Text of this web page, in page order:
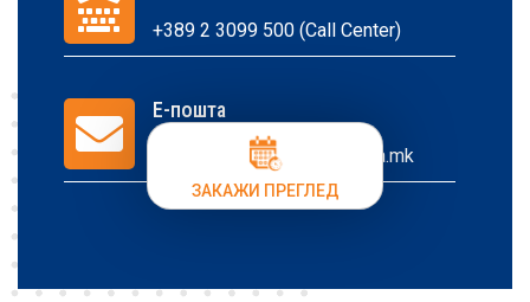
+389 2 3099 500 (Call Center)
E-пошта
callcenter@acibademsistina.mk
ЗАКАЖИ ПРЕГЛЕД